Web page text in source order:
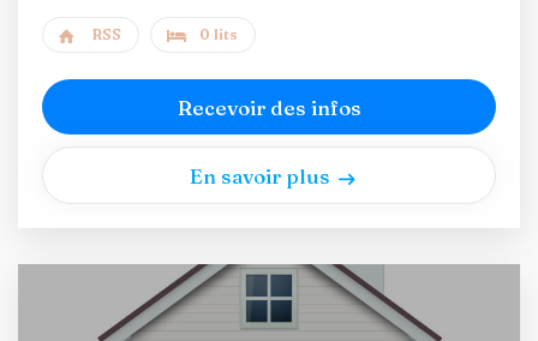
RSS 0 lits
Recevoir des infos
En savoir plus